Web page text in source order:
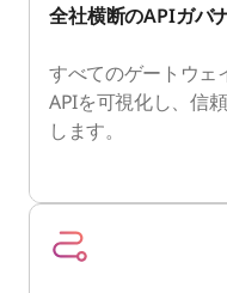
全社横断のAPIガバ
すべてのゲートウェ
APIを可視化し、信
します。